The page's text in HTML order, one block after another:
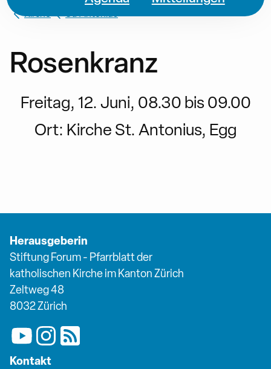
Kirche St. Antonius
Rosenkranz
Freitag, 12. Juni, 08.30 bis 09.00
Ort: Kirche St. Antonius, Egg
Herausgeberin
Stiftung Forum - Pfarrblatt der
katholischen Kirche im Kanton Zürich
Zeltweg 48
8032 Zürich
Kontakt